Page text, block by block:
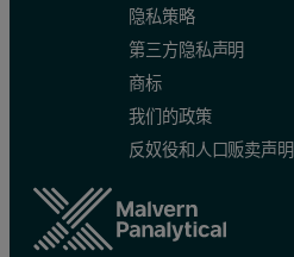
隐私策略
第三方隐私声明
商标
我们的政策
反奴役和人口贩卖声明